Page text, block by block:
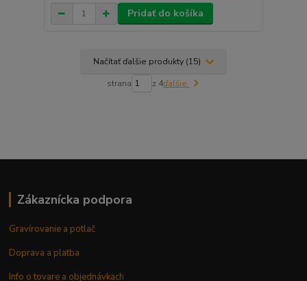
Pridať do košíka
Načítať ďalšie produkty (15)
strana z 4ďalšie
Zákaznícka podpora
Gravírovanie a potlač
Doprava a platba
Info o tovare a objednávkach